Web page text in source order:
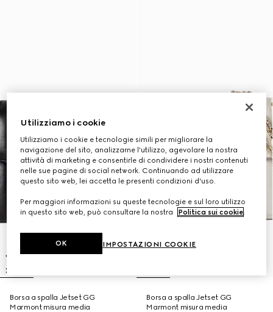
Borsa a spalla Jetset GG
Marmont misura media
Borsa a spalla Jetset GG
Marmont misura media
Utilizziamo i cookie
Utilizziamo i cookie e tecnologie simili per migliorare la
navigazione del sito, analizzarne l'utilizzo, agevolare la nostra
attività di marketing e consentirle di condividere i nostri contenuti
nelle sue pagine di social network. Continuando ad utilizzare
questo sito web, lei accetta le presenti condizioni d'uso.
Per maggiori informazioni su queste tecnologie e sul loro utilizzo
in questo sito web, può consultare la nostra
Politica sui cookie.
IMPOSTAZIONI COOKIE
OK